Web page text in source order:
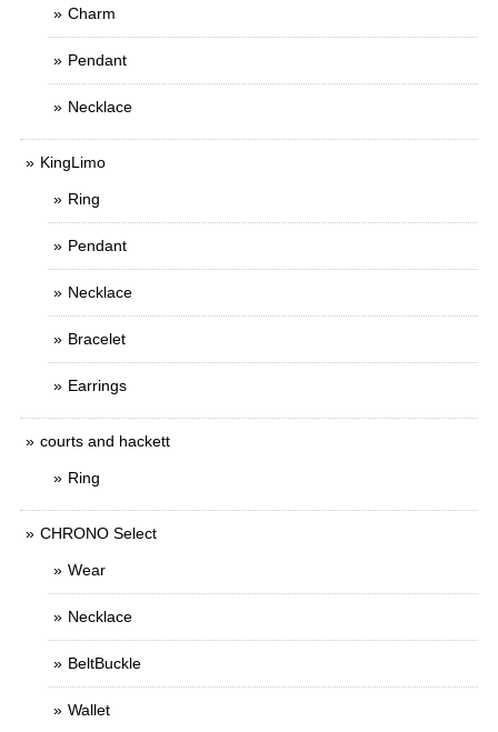
Charm
Pendant
Necklace
KingLimo
Ring
Pendant
Necklace
Bracelet
Earrings
courts and hackett
Ring
CHRONO Select
Wear
Necklace
BeltBuckle
Wallet